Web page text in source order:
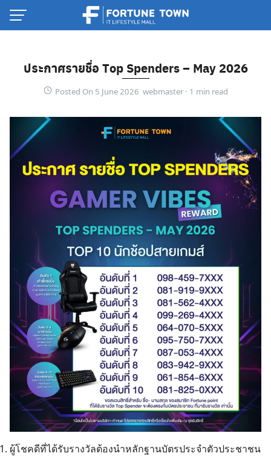
Skip
English
ประกาศรายชื่อ Top Spenders – May 2026
Posted On 5 June 2026 webmaster ·
ผู้โชคดีที่ได้รับรางวัลต้องนำหลักฐานบัตรประจำตัวประชาชน